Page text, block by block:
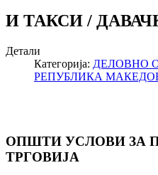
И ТАКСИ /
Детали
Категорија: ДЕЛОВНО
РЕПУБЛИКА
ОПШТИ УСЛОВИ ЗА
ТРГОВИЈА